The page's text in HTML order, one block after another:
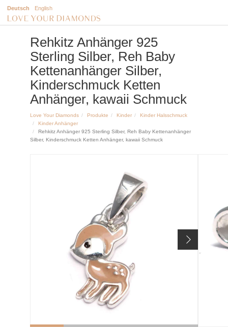
Deutsch English
Rehkitz Anhänger 925
Sterling Silber, Reh Baby
Kettenanhänger Silber,
Kinderschmuck Ketten
Anhänger, kawaii Schmuck
Love Your Diamonds Produkte Kinder
Kinder Halsschmuck
Kinder Anhänger
Rehkitz Anhänger 925 Sterling Silber, Reh Baby Kettenanhänger
Silber, Kinderschmuck Ketten Anhänger, kawaii Schmuck